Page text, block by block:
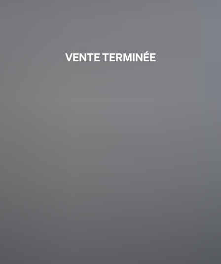
VENTE TERMINÉE